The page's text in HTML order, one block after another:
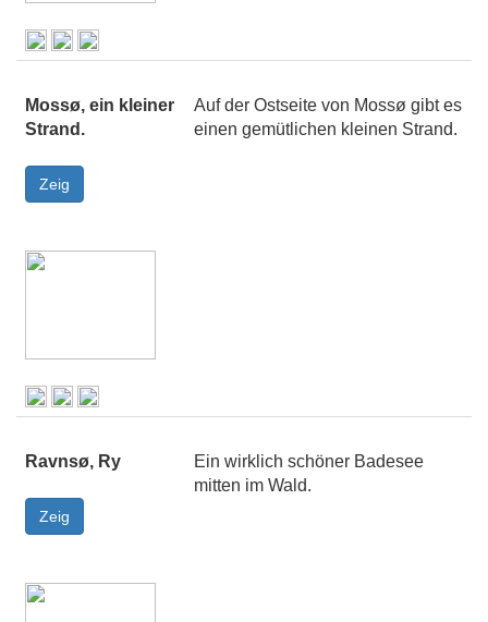
Mossø, ein kleiner
Strand.
Auf der Ostseite von Mossø gibt es
einen gemütlichen kleinen Strand.
Ravnsø, Ry
Ein wirklich schöner Badesee
mitten im Wald.